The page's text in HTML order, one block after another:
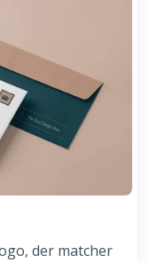
der matcher